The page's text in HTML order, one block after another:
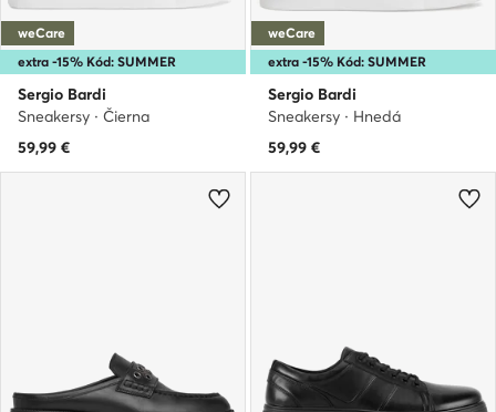
extra -15% Kód: SUMMER
weCare
Sergio Bardi
Sneakersy · Čierna
59,99 €
extra -15% Kód: SUMMER
weCare
Sergio Bardi
Sneakersy · Hnedá
59,99 €